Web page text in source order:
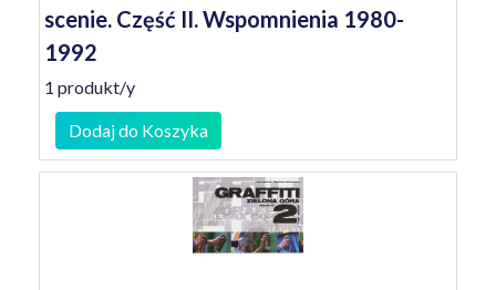
scenie. Część II. Wspomnienia 1980-
1992
1 produkt/y
Dodaj do Koszyka